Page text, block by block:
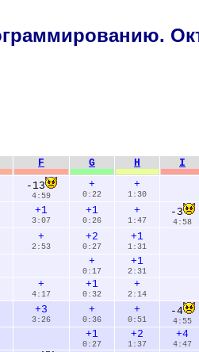
F G H I
-13
4:59
+
0:22
+
1:30
+1
3:07
+1
0:26
+
1:47
-3
4:58
+
2:53
+2
0:27
+1
1:31
+
0:17
+1
2:31
+
4:17
+1
0:32
+
2:14
+3
3:26
+
0:36
+
0:51
-4
4:55
+1
0:27
+2
1:37
+4
4:47